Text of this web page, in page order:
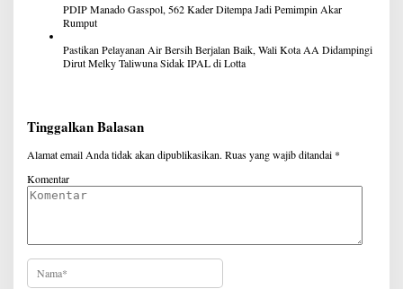
PDIP Manado Gasspol, 562 Kader Ditempa Jadi Pemimpin Akar
Rumput
Pastikan Pelayanan Air Bersih Berjalan Baik, Wali Kota AA Didampingi
Dirut Melky Taliwuna Sidak IPAL di Lotta
Tinggalkan Balasan
Alamat email Anda tidak akan dipublikasikan. Ruas yang wajib ditandai *
Komentar